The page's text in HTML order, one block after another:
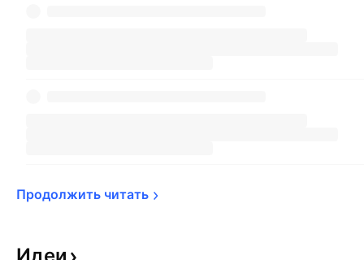
Продолжить читать